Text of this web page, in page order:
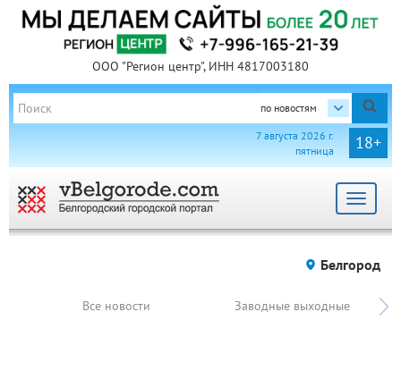
ООО "Регион центр", ИНН 4817003180
по новостям
18+
7 августа 2026 г.
пятница
Toggle
Белгород
Все новости Заводные выходные